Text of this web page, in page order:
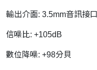
輸出介面: 3.5mm音訊接口
信噪比: +105dB
數位降噪: +98分貝